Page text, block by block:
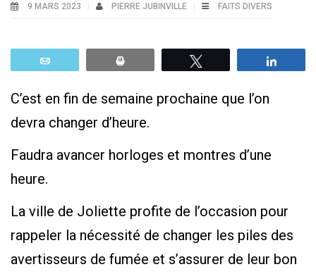
9 MARS 2023 PIERRE JUBINVILLE FAITS DIVERS
C’est en fin de semaine prochaine que l’on
devra changer d’heure.
Faudra avancer horloges et montres d’une
heure.
La ville de Joliette profite de l’occasion pour
rappeler la nécessité de changer les piles des
avertisseurs de fumée et s’assurer de leur bon